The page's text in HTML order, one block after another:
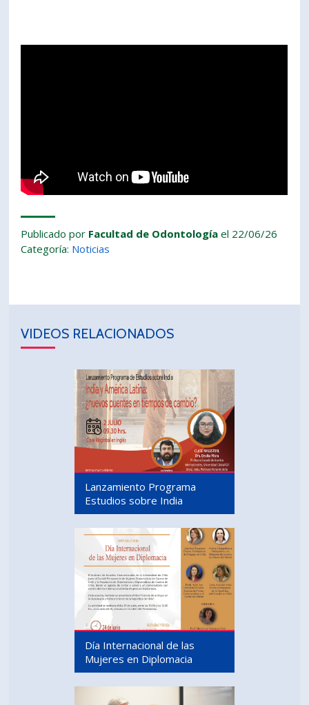
Publicado por Facultad de Odontología el 22/06/26
Categoría: Noticias
VIDEOS RELACIONADOS
Lanzamiento Programa
Estudios sobre India
Día Internacional de las
Mujeres en Diplomacia